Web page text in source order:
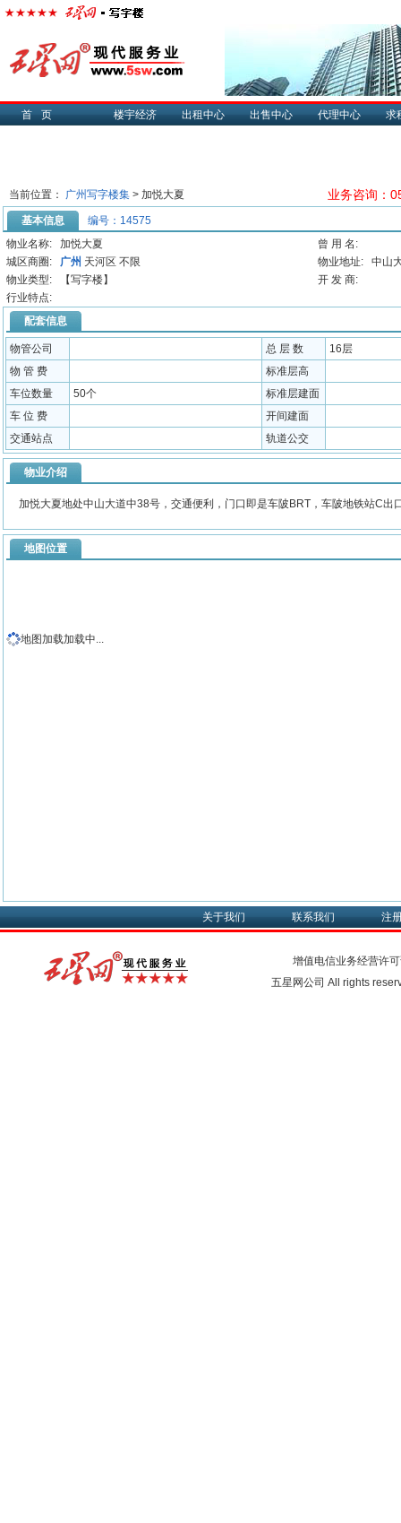
首页 楼宇经济 出租中心 出售中心 代理中心 求
当前位置： 广州写字楼集 > 加悦大夏 业务咨询：
基本信息
编号：14575
物业名称:
加悦大夏
曾 用 名:
城区商圈:
广州 天河区 不限 物业地址:
中山
物业类型:
【写字楼】
开 发 商:
行业特点:
配套信息
物管公司 总 层 数
16层
物 管 费
标准层高
车位数量
50个
标准层建面
车 位 费
开间建面
交通站点
轨道公交
物业介绍
加悦大夏地处中山大道中38号，交通便利，门口即是车陂BRT，车陂地铁站C出
地图位置
地图加载加载中...
关于我们 联系我们 注
增值电信业务经营许
五星网公司 All rights